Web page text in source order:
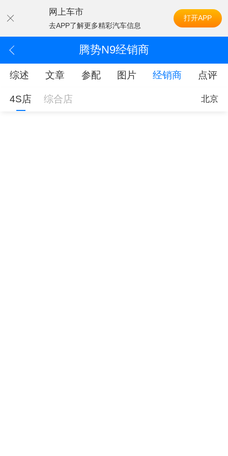
网上车市
去APP了解更多精彩汽车信息
打开APP
腾势N9经销商
综述 文章 参配 图片 经销商 点评
4S店 综合店 北京